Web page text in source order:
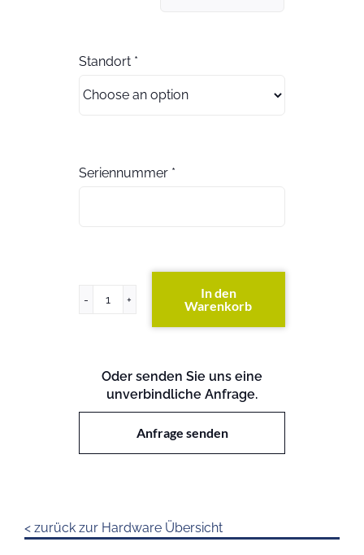
Standort *
Seriennummer *
x3755
In den
Warenkorb
Oder senden Sie uns eine
unverbindliche Anfrage.
Anfrage senden
< zurück zur Hardware Übersicht